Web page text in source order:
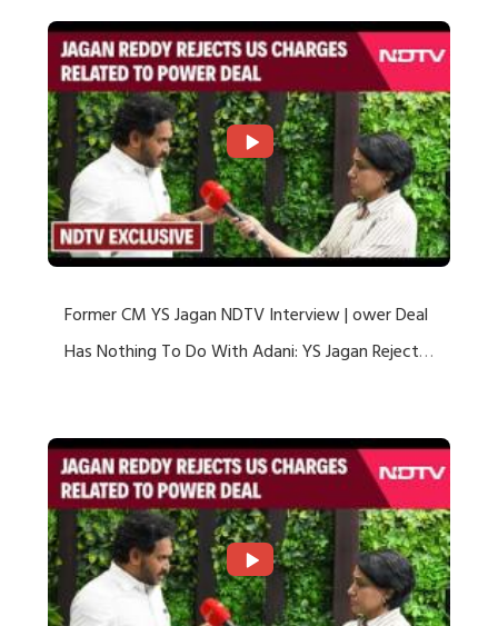
Former CM YS Jagan NDTV Interview | ower Deal
Has Nothing To Do With Adani: YS Jagan Rejects